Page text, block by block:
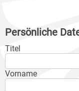
Persönliche
Titel
Vorname